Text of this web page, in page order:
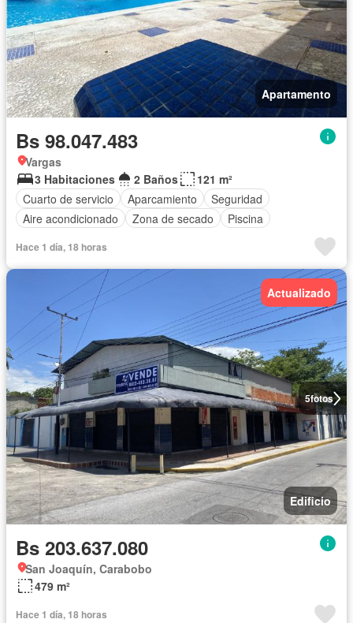
Apartamento
Bs 98.047.483
Vargas
3 Habitaciones
2 Baños
121 m²
Cuarto de servicio
Aparcamiento
Seguridad
Aire acondicionado
Zona de secado Piscina
Hace 1 día, 18 horas
5fotos
Actualizado
Edificio
Bs 203.637.080
San Joaquín, Carabobo
479 m²
Hace 1 día, 18 horas